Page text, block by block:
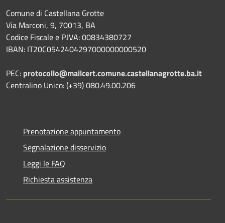
Comune di Castellana Grotte
Via Marconi, 9, 70013, BA
Codice Fiscale e P.IVA: 00834380727
IBAN: IT20C0542404297000000000520
PEC: protocollo@mailcert.comune.castellanagrotte.ba.it
Centralino Unico: (+39) 080.49.00.206
Prenotazione appuntamento
Segnalazione disservizio
Leggi le FAQ
Richiesta assistenza